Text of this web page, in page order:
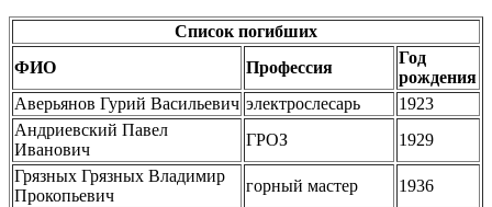
Список погибших
ФИО
Профессия
Год
рождения
Аверьянов Гурий Васильевич электрослесарь
1923
Андриевский Павел
Иванович
ГРОЗ
1929
Грязных Грязных Владимир
Прокопьевич
горный мастер 1936